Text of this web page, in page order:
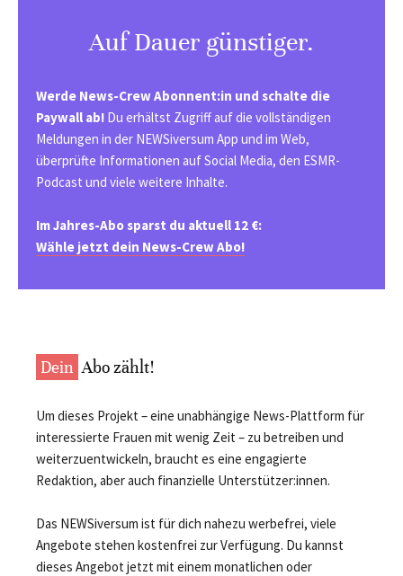
Auf Dauer günstiger.
Werde News-Crew Abonnent:in und schalte die
Paywall ab! Du erhältst Zugriff auf die vollständigen
Meldungen in der NEWSiversum App und im Web,
überprüfte Informationen auf Social Media, den ESMR-
Podcast und viele weitere Inhalte.
Im Jahres-Abo sparst du aktuell 12 €:
Wähle jetzt dein News-Crew Abo!
Dein Abo zählt!
Um dieses Projekt – eine unabhängige News-Plattform für
interessierte Frauen mit wenig Zeit – zu betreiben und
weiterzuentwickeln, braucht es eine engagierte
Redaktion, aber auch finanzielle Unterstützer:innen.
Das NEWSiversum ist für dich nahezu werbefrei, viele
Angebote stehen kostenfrei zur Verfügung. Du kannst
dieses Angebot jetzt mit einem monatlichen oder